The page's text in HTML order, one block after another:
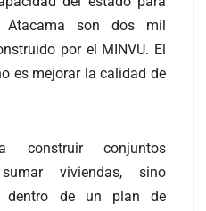
Atacama son dos mil
por el MINVU. El
es mejorar la calidad de
conjuntos
viviendas, sino
dentro de un plan de